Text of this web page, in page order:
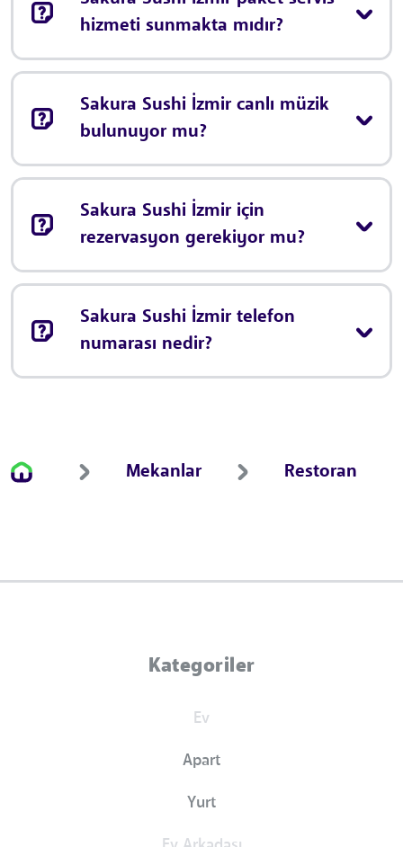
hizmeti sunmakta mıdır?
Sakura Sushi İzmir canlı müzik
bulunuyor mu?
Sakura Sushi İzmir için
rezervasyon gerekiyor mu?
Sakura Sushi İzmir telefon
numarası nedir?
Mekanlar Restoran
Kategoriler
Ev
Apart
Yurt